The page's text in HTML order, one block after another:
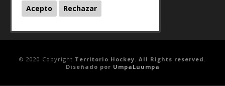
HOCKEY HIELO 2020/2021
© 2020 Copyright Territorio Hockey. All Rights reserved.
Diseñado por UmpaLuumpa
Acepto Rechazar